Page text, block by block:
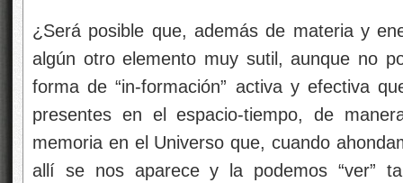
¿Será posible que, además de materia y
algún otro elemento muy sutil, aunque no
forma de “in-formación” activa y efectiva
presentes en el espacio-tiempo, de
memoria en el Universo que, cuando
allí se nos aparece y la podemos “ver”